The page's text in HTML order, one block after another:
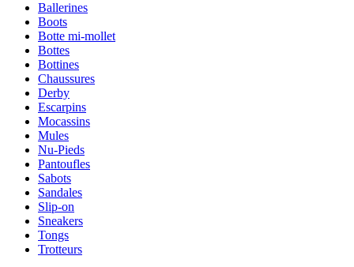
Ballerines
Boots
Botte mi-mollet
Bottes
Bottines
Chaussures
Derby
Escarpins
Mocassins
Mules
Nu-Pieds
Pantoufles
Sabots
Sandales
Slip-on
Sneakers
Tongs
Trotteurs